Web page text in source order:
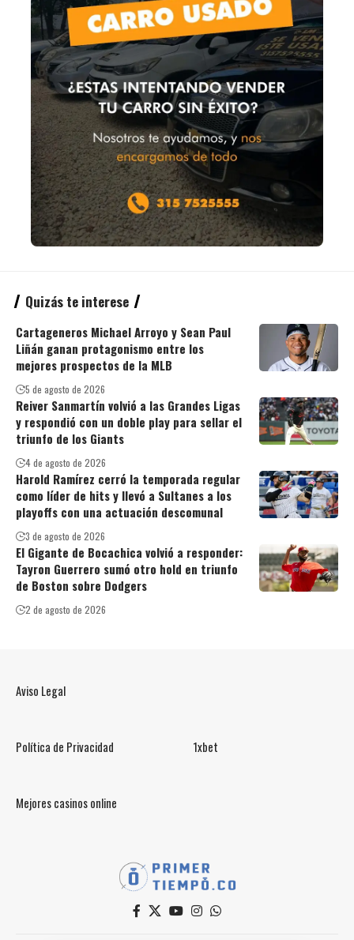
Quizás te interese
Cartageneros Michael Arroyo y Sean Paul
Liñán ganan protagonismo entre los
mejores prospectos de la MLB
5 de agosto de 2026
Reiver Sanmartín volvió a las Grandes Ligas
y respondió con un doble play para sellar el
triunfo de los Giants
4 de agosto de 2026
Harold Ramírez cerró la temporada regular
como líder de hits y llevó a Sultanes a los
playoffs con una actuación descomunal
3 de agosto de 2026
El Gigante de Bocachica volvió a responder:
Tayron Guerrero sumó otro hold en triunfo
de Boston sobre Dodgers
2 de agosto de 2026
Aviso Legal
Política de Privacidad 1xbet
Mejores casinos online